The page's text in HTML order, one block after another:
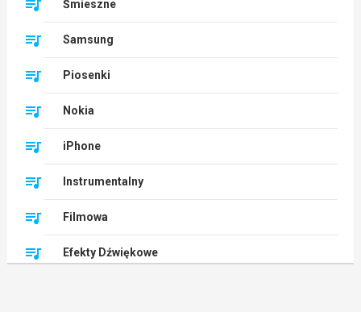
Śmieszne
Samsung
Piosenki
Nokia
iPhone
Instrumentalny
Filmowa
Efekty Dźwiękowe